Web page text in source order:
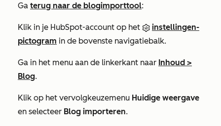
Ga terug naar de blogimporttool:
Klik in je HubSpot-account op het
instellingen-
pictogram in de bovenste navigatiebalk.
Ga in het menu aan de linkerkant naar Inhoud >
Blog.
Klik op het vervolgkeuzemenu Huidige weergave
en selecteer Blog importeren.